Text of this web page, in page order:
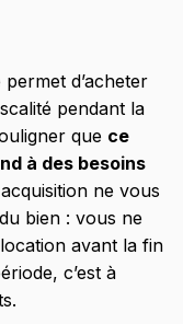
d’acheter
pendant la
que ce
à des besoins
ne vous
bien : vous ne
avant la fin
c’est à